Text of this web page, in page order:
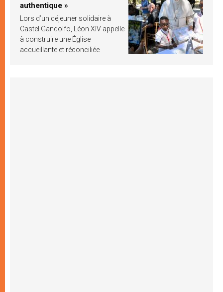
authentique »
Lors d’un déjeuner solidaire à
Castel Gandolfo, Léon XIV appelle
à construire une Église
accueillante et réconciliée